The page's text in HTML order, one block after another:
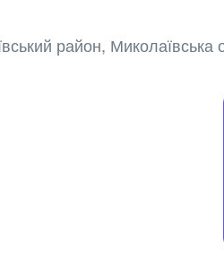
район, Миколаївська